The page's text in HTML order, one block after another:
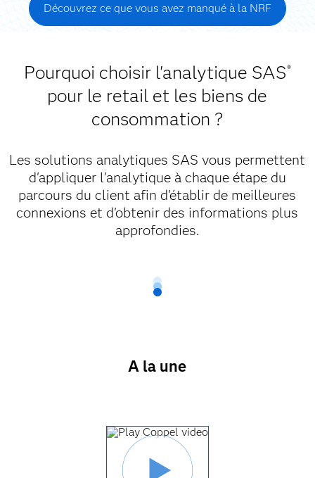
Découvrez ce que vous avez manqué à la NRF
Pourquoi choisir l'analytique SAS®
pour le retail et les biens de
consommation ?
Les solutions analytiques SAS vous permettent
d'appliquer l'analytique à chaque étape du
parcours du client afin d'établir de meilleures
connexions et d'obtenir des informations plus
approfondies.
A la une